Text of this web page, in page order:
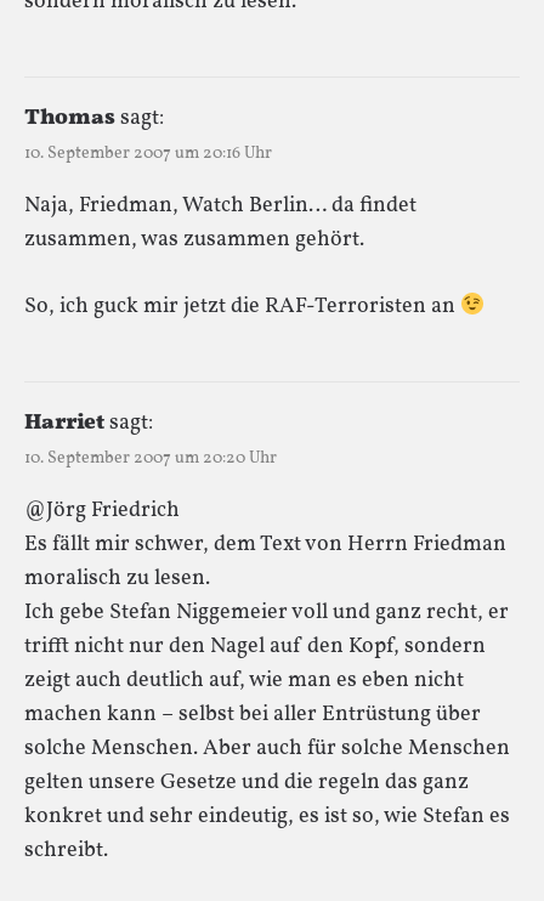
Thomassagt:
10. September 2007 um 20:16 Uhr
Naja, Friedman, Watch Berlin… da findet
zusammen, was zusammen gehört.
So, ich guck mir jetzt die RAF-Terroristen an
Harrietsagt:
10. September 2007 um 20:20 Uhr
@Jörg Friedrich
Es fällt mir schwer, dem Text von Herrn Friedman
moralisch zu lesen.
Ich gebe Stefan Niggemeier voll und ganz recht, er
trifft nicht nur den Nagel auf den Kopf, sondern
zeigt auch deutlich auf, wie man es eben nicht
machen kann – selbst bei aller Entrüstung über
solche Menschen. Aber auch für solche Menschen
gelten unsere Gesetze und die regeln das ganz
konkret und sehr eindeutig, es ist so, wie Stefan es
schreibt.